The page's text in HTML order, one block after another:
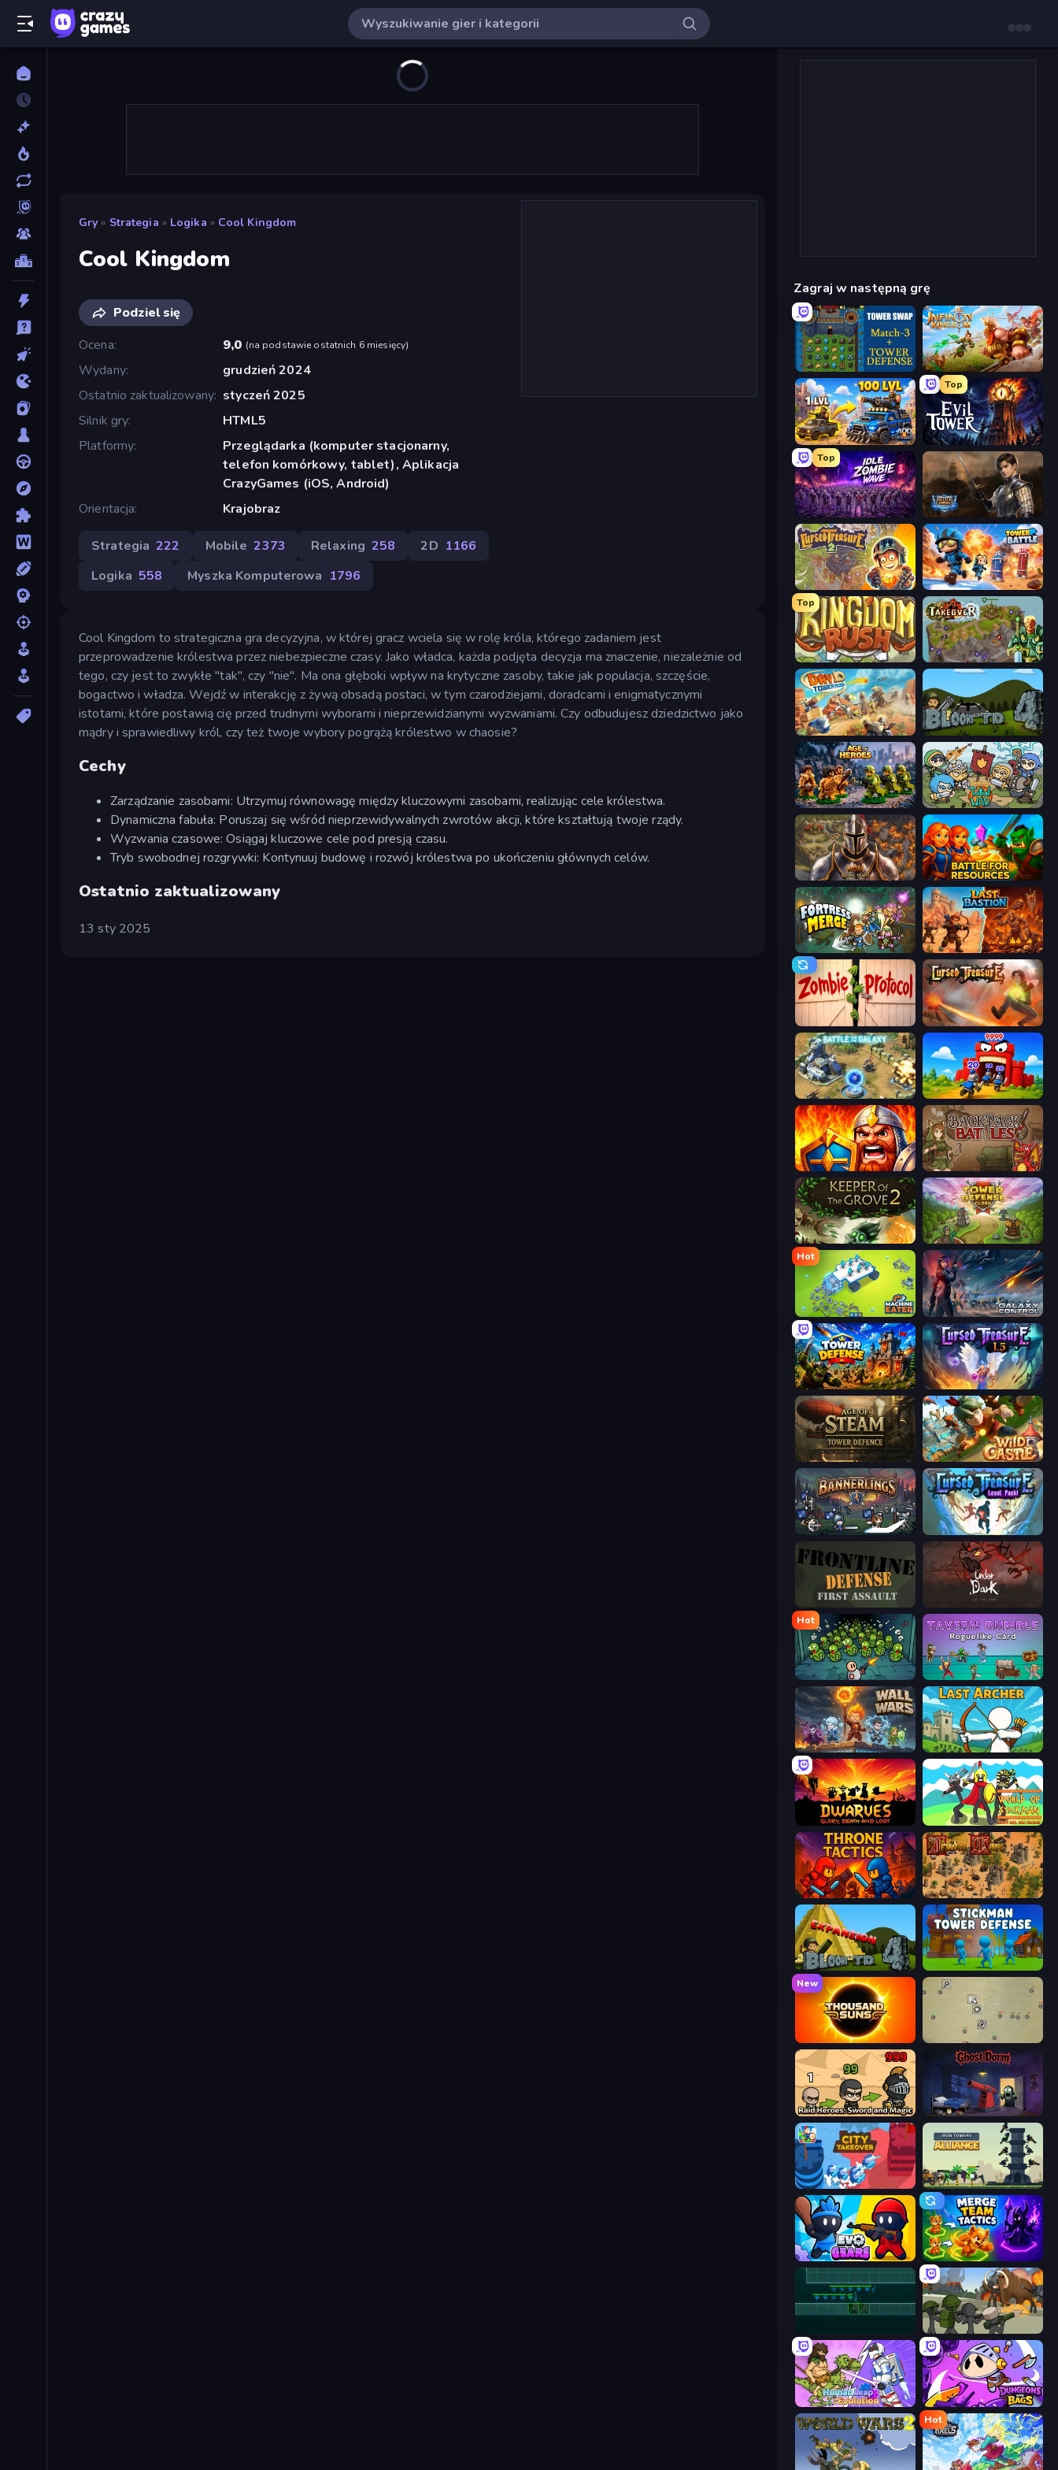
Gry » Strategia » Logika » Cool Kingdom
Cool Kingdom
Podziel się
Ocena
9,0 (na podstawie ostatnich 6 miesięcy)
Wydany
grudzień 2024
Ostatnio zaktualizowany styczeń 2025
Silnik gry
HTML5
Platformy
Przeglądarka (komputer stacjonarny,
telefon komórkowy, tablet), Aplikacja
CrazyGames (iOS, Android)
Orientacja
Krajobraz
Strategia 222 Mobile 2373 Relaxing 258 2D 1166
Logika 558 Myszka Komputerowa 1796
Cool Kingdom to strategiczna gra decyzyjna, w której gracz wciela się w rolę króla, którego zadaniem jest
przeprowadzenie królestwa przez niebezpieczne czasy. Jako władca, każda podjęta decyzja ma znaczenie, niezależnie od
tego, czy jest to zwykłe "tak", czy "nie". Ma ona głęboki wpływ na krytyczne zasoby, takie jak populacja, szczęście,
bogactwo i władza. Wejdź w interakcję z żywą obsadą postaci, w tym czarodziejami, doradcami i enigmatycznymi
istotami, które postawią cię przed trudnymi wyborami i nieprzewidzianymi wyzwaniami. Czy odbudujesz dziedzictwo jako
mądry i sprawiedliwy król, czy też twoje wybory pogrążą królestwo w chaosie?
Cechy
Zarządzanie zasobami: Utrzymuj równowagę między kluczowymi zasobami, realizując cele królestwa.
Dynamiczna fabuła: Poruszaj się wśród nieprzewidywalnych zwrotów akcji, które kształtują twoje rządy.
Wyzwania czasowe: Osiągaj kluczowe cele pod presją czasu.
Tryb swobodnej rozgrywki: Kontynuuj budowę i rozwój królestwa po ukończeniu głównych celów.
Ostatnio zaktualizowany
13 sty 2025
Zagraj w następną grę
Tower Swap Infinity Kingdom
AOD - Art Of Defense
Top
Evil Tower
Top
Idle Zombie Wave: Survivors Battle Arena
Cursed Treasure 2 Tower Battle
Top
Kingdom Rush Takeover
Day D Tower Rush Bloons Tower Defense 4
Age of Heroes Raid Heroes: Total War
Khan Wars Battle for Resources
Fortress Merge Last Bastion
Zombie Protocol Cursed Treasure
Battle for the Galaxy TimeWarriors
WarLink: Crown & Clash Backpack Battles
Keeper of the Grove 2 Tower Defense Clash
Hot
Machine Eater Galaxy Control: 3D Strategy
Tower Defense Cursed Treasure 1.5
Age of Steam Tower Defence Wild Castle TD: Grow Empire
Bannerlings Cursed Treasure Level Pack
Frontline Defense UnderDark: Defense
Hot
Base Defence Tavern Rumble: Roguelike Card
Wall Wars Last Archer
World of Stickman Classic RTS
Throne Tactics Feudal Wars
Bloons Tower Defense 4 Expansion
New
Thousand Suns Desktop Tower Defense
Raid Heroes: Sword and Magic Ghost Dorm
City Takeover Iron Towers Alliance
Evo Gears Merge Team Tactics
Stickman History Battle
Human Leap: Evolution Dungeons and Bags
Hot